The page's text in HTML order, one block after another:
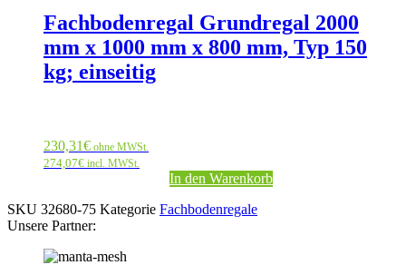
Fachbodenregal Grundregal 2000
mm x 1000 mm x 800 mm, Typ 150
kg; einseitig
230,31€ ohne MWSt.
274,07€ incl. MWSt.
In den Warenkorb
SKU 32680-75 Kategorie Fachbodenregale
Unsere Partner: